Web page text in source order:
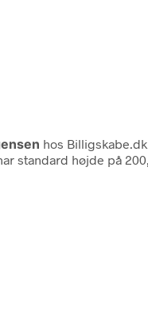
hos
højde på